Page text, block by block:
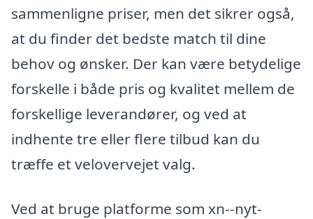
sammenligne priser, men det sikrer også,
at du finder det bedste match til dine
behov og ønsker. Der kan være betydelige
forskelle i både pris og kvalitet mellem de
forskellige leverandører, og ved at
indhente tre eller flere tilbud kan du
træffe et velovervejet valg.
Ved at bruge platforme som xn--nyt-